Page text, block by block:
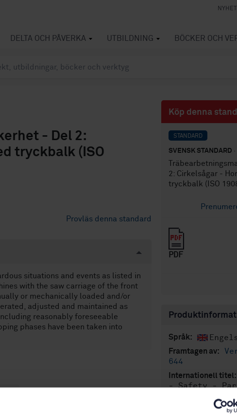
DELTA OCH PÅVERKA UTBILDNING BÖCKER OCH
- Del 2:
tryckbalk (ISO
Provläs denna standard
situations and events as listed in
with the saw carriage of the front
or mechanically loaded and/or
adjusted and maintained as
reasonably foreseeable
phases have been taken into
Köp denna
STANDARD
SVENSK STANDARD
2: Cirkelsågar -
tryckbalk (ISO
PDF
Språk:
Framtagen av:
644
Internationell titel:
- Safety -
panel circular
19085-2:2017)